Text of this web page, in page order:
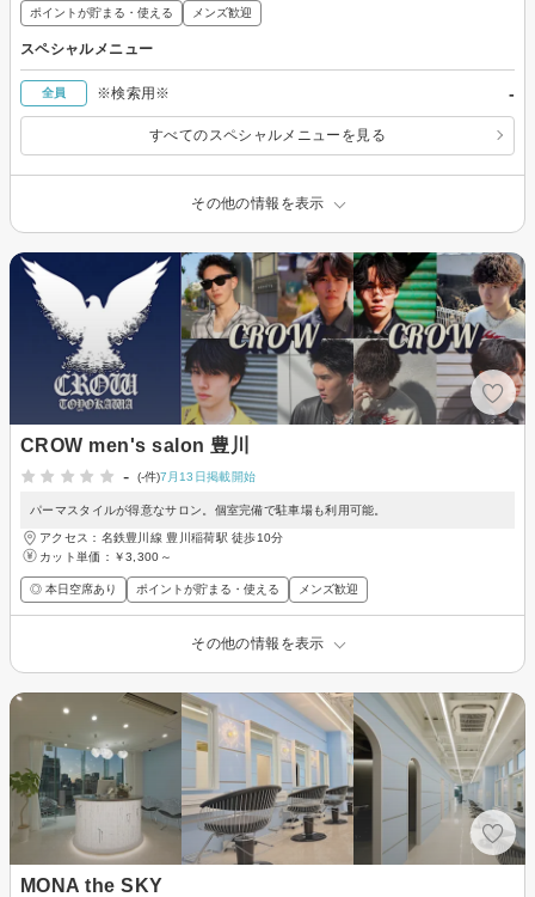
ポイントが貯まる・使える メンズ歓迎
スペシャルメニュー
全員 ※検索用※ -
すべてのスペシャルメニューを見る
その他の情報を表示
CROW men's salon 豊川
-
(-件)7月13日掲載開始
パーマスタイルが得意なサロン。個室完備で駐車場も利用可能。
アクセス：名鉄豊川線 豊川稲荷駅 徒歩10分
カット単価： ￥3,300～
◎ 本日空席あり ポイントが貯まる・使える メンズ歓迎
その他の情報を表示
MONA the SKY